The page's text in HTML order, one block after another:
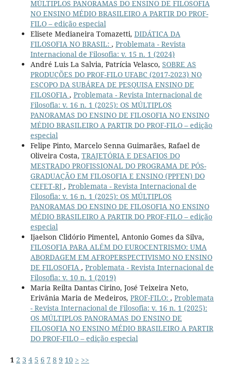
MÚLTIPLOS PANORAMAS DO ENSINO DE FILOSOFIA
NO ENSINO MÉDIO BRASILEIRO A PARTIR DO PROF-
FILO – edição especial
Elisete Medianeira Tomazetti, DIDÁTICA DA
FILOSOFIA NO BRASIL: , Problemata - Revista
Internacional de Filosofia: v. 15 n. 1 (2024)
André Luis La Salvia, Patrícia Velasco, SOBRE AS
PRODUÇÕES DO PROF-FILO UFABC (2017-2023) NO
ESCOPO DA SUBÁREA DE PESQUISA ENSINO DE
FILOSOFIA , Problemata - Revista Internacional de
Filosofia: v. 16 n. 1 (2025): OS MÚLTIPLOS
PANORAMAS DO ENSINO DE FILOSOFIA NO ENSINO
MÉDIO BRASILEIRO A PARTIR DO PROF-FILO – edição
especial
Felipe Pinto, Marcelo Senna Guimarães, Rafael de
Oliveira Costa, TRAJETÓRIA E DESAFIOS DO
MESTRADO PROFISSIONAL DO PROGRAMA DE PÓS-
GRADUAÇÃO EM FILOSOFIA E ENSINO (PPFEN) DO
CEFET-RJ , Problemata - Revista Internacional de
Filosofia: v. 16 n. 1 (2025): OS MÚLTIPLOS
PANORAMAS DO ENSINO DE FILOSOFIA NO ENSINO
MÉDIO BRASILEIRO A PARTIR DO PROF-FILO – edição
especial
Ijaelson Clidório Pimentel, Antonio Gomes da Silva,
FILOSOFIA PARA ALÉM DO EUROCENTRISMO: UMA
ABORDAGEM EM AFROPERSPECTIVISMO NO ENSINO
DE FILOSOFIA , Problemata - Revista Internacional de
Filosofia: v. 10 n. 1 (2019)
Maria Reilta Dantas Cirino, José Teixeira Neto,
Erivânia Maria de Medeiros, PROF-FILO: , Problemata
- Revista Internacional de Filosofia: v. 16 n. 1 (2025):
OS MÚLTIPLOS PANORAMAS DO ENSINO DE
FILOSOFIA NO ENSINO MÉDIO BRASILEIRO A PARTIR
DO PROF-FILO – edição especial
1 2 3 4 5 6 7 8 9 10 > >>